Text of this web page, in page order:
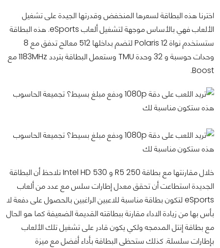
اخترنا هذه البطاقة لسعرها المنخفض وقدرتها الجيدة على تشغيل
الألعاب فهي بالأساس موجهة لتشغيل ألعاب eSports. هذه البطاقة
ستستخدم نواة Polaris 12 لتضم بداخلها 512 معالج تدفق مع 8
وحدات حوسبة و 32 وحدة TMU وستعمل البطاقة بتردد 1183MHz مع
Boost.
خلال مقارنتها مع بطاقة R5 250 و Intel HD 530 نلاحظ أن البطاقة
الجديدة استطاعت أن تحقق معدل إطارات سلس مع عدد من ألعاب
eSports لتكون بطاقة مناسبة للاعبين الراغبين بالحصول على دفعة لا
بأس بها من زيادة الاداء مقارنة ببطاقته القديمة الضعيفة كما هو الحال
مع بطاقة إنتل المدمجه ولكي يكون قادر على تشغيل تلك الألعاب
بإطارات سلسلة. كذلك ستحظى البطاقة بأداء أفضل مع ميزة